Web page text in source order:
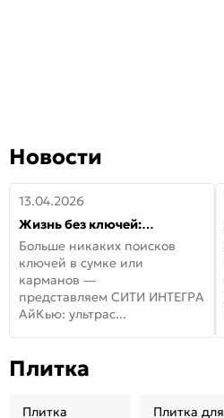
Новости
13.04.2026
Жизнь без ключей:
встречайте новую дверь
СИТИ ИНТЕГРА АйКью!
Больше никаких поисков
ключей в сумке или
карманов —
представляем СИТИ ИНТЕГРА
АйКью: ультрас...
Плитка
Плитка
Плитка для